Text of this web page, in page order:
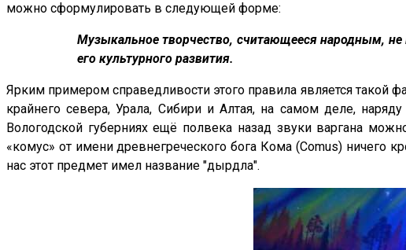
можно сформулировать в следующей форме:
Музыкальное творчество, считающееся народным, не
его культурного развития.
Ярким примером справедливости этого правила является такой
крайнего севера, Урала, Сибири и Алтая, на самом деле,
Вологодской губерниях ещё полвека назад звуки варгана
«комус» от имени древнегреческого бога Кома (Comus) ничего
нас этот предмет имел название "дырдла".